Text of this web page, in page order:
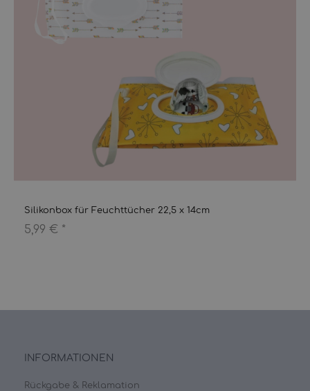
Silikonbox für Feuchttücher 22,5 x 14cm
5,99 € *
INFORMATIONEN
Rückgabe & Reklamation